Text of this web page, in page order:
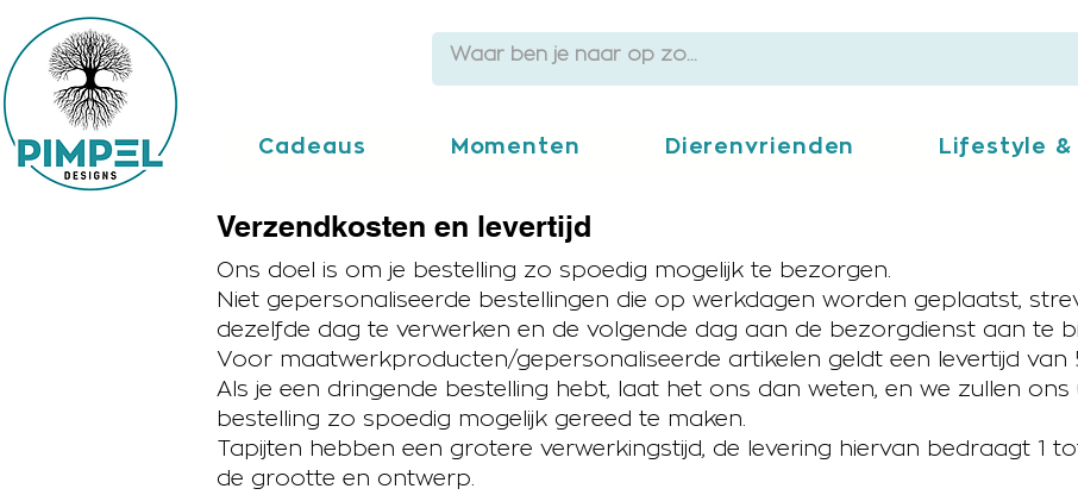
Cadeaus Momenten Dierenvrienden Lifestyle &
Verzendkosten en levertijd
Ons doel is om je bestelling zo spoedig mogelijk te bezorgen.
Niet gepersonaliseerde bestellingen die op werkdagen worden geplaatst,
dezelfde dag te verwerken en de volgende dag aan de bezorgdienst aan te
Voor maatwerkproducten/gepersonaliseerde artikelen geldt een levertijd van
Als je een dringende bestelling hebt, laat het ons dan weten, en we zullen
bestelling zo spoedig mogelijk gereed te maken.
Tapijten hebben een grotere verwerkingstijd, de levering hiervan bedraagt 1
de grootte en ontwerp.